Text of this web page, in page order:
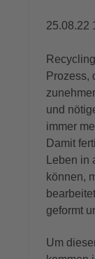
25.08.22
Prozess,
und
immer
Damit
Leben
können,
geformt
Um